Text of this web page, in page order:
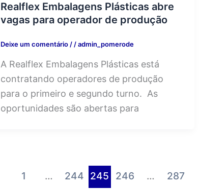
Realflex Embalagens Plásticas abre
vagas para operador de produção
Deixe um comentário / /admin_pomerode
A Realflex Embalagens Plásticas está
contratando operadores de produção
para o primeiro e segundo turno. As
oportunidades são abertas para
1 … 244 245 246 … 287